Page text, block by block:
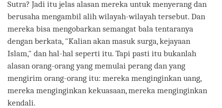
Sutra? Jadi itu jelas alasan mereka untuk menyerang dan
berusaha mengambil alih wilayah-wilayah tersebut. Dan
mereka bisa mengobarkan semangat bala tentaranya
dengan berkata, "Kalian akan masuk surga, kejayaan
Islam," dan hal-hal seperti itu. Tapi pasti itu bukanlah
alasan orang-orang yang memulai perang dan yang
mengirim orang-orang itu: mereka menginginkan uang,
mereka menginginkan kekuasaan, mereka menginginkan
kendali.